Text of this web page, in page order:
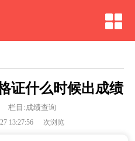
证什么时候出成绩
栏目:成绩查询
13:27:56 次浏览